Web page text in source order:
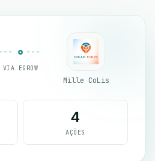
VIA EGROW
Mille CoLis
4
AÇÕES